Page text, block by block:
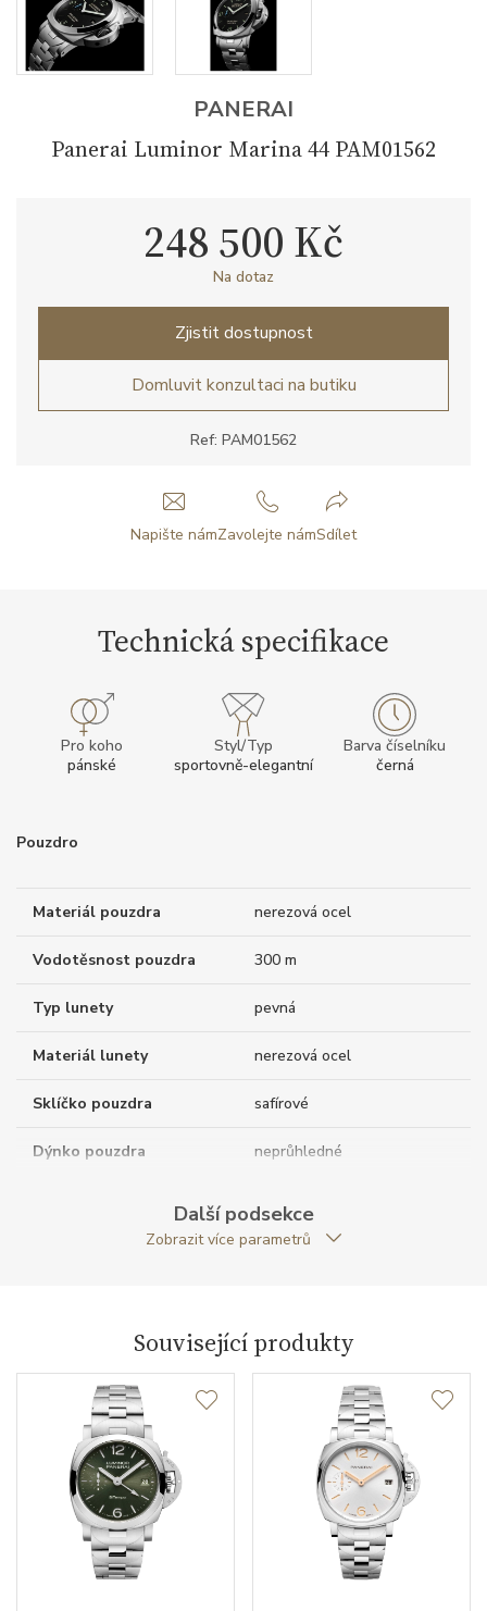
PANERAI
Panerai Luminor Marina 44 PAM01562
Ref: PAM01562
248 500 Kč
Na dotaz
Zjistit dostupnost
Domluvit konzultaci na butiku
Napište námZavolejte námSdílet
Technická specifikace
Pro koho
pánské
Styl/Typ
sportovně-elegantní
Barva číselníku
černá
Pouzdro
Materiál pouzdra nerezová ocel
Vodotěsnost pouzdra 300 m
Typ lunety pevná
Materiál lunety nerezová ocel
Sklíčko pouzdra safírové
Dýnko pouzdra neprůhledné
polštářkový
Typ strojku P.9010 Panerai
Rezerva chodu strojku
Kalibr strojku automatický nátah
Kameny strojku
Další podsekce
Zobrazit více parametrů
Související produkty